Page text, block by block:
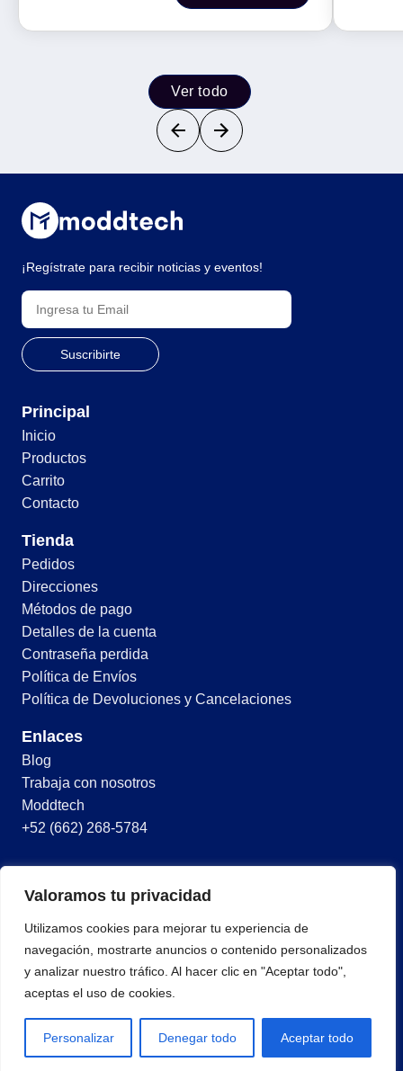
Valoramos tu privacidad
Utilizamos cookies para mejorar tu experiencia de
navegación, mostrarte anuncios o contenido personalizados
y analizar nuestro tráfico. Al hacer clic en "Aceptar todo",
aceptas el uso de cookies.
Personalizar Denegar todo Aceptar todo
Ver todo
¡Regístrate para recibir noticias y eventos!
Principal
Inicio
Productos
Carrito
Contacto
Tienda
Pedidos
Direcciones
Métodos de pago
Detalles de la cuenta
Contraseña perdida
Política de Envíos
Política de Devoluciones y Cancelaciones
Enlaces
Blog
Trabaja con nosotros
Moddtech
+52 (662) 268-5784
© 2026 Todos los derechos reservados
Política de privacidad